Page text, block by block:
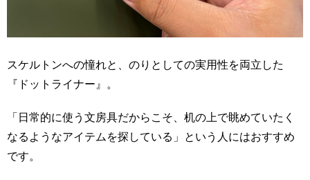
スケルトンへの憧れと、のりとしての実用性を両立した
『ドットライナー』。
「日常的に使う文房具だからこそ、机の上で眺めていたく
なるようなアイテムを探している」という人にはおすすめ
です。